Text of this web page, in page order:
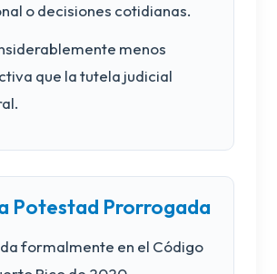
o decisiones cotidianas.
menos
que la tutela judicial
Potestad Prorrogada
formalmente en el Código